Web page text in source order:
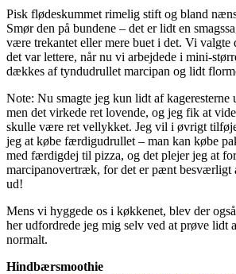
Pisk flødeskummet rimelig stift og bland
Smør den på bundene – det er lidt en
være trekantet eller mere buet i det. Vi valgte
det var lettere, når nu vi arbejdede i mini-
dækkes af tyndudrullet marcipan og lidt
Note: Nu smagte jeg kun lidt af kageresterne
men det virkede ret lovende, og jeg fik at
skulle være ret vellykket. Jeg vil i øvrigt
jeg at købe færdigudrullet – man kan købe
med færdigdej til pizza, og det plejer jeg at
marcipanovertræk, for det er pænt besværligt
ud!
Mens vi hyggede os i køkkenet, blev der
her udfordrede jeg mig selv ved at prøve lidt
normalt.
Hindbærsmoothie